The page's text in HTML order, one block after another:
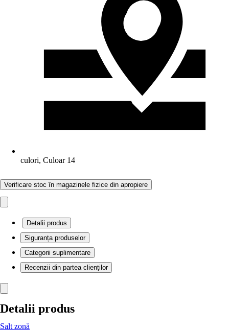
culori, Culoar 14
Verificare stoc în magazinele fizice din apropiere
Detalii produs
Siguranța produselor
Categorii suplimentare
Recenzii din partea clienților
Detalii produs
Salt zonă